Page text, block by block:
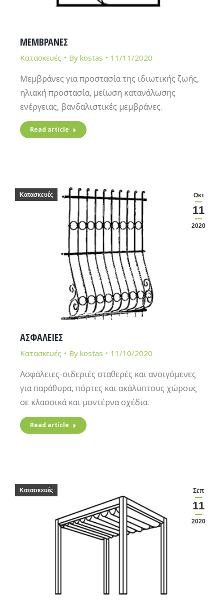
ΜΕΜΒΡΑΝΕΣ
Κατασκευές By kostas 11/11/2020
Μεμβράνες για προστασία της ιδιωτικής ζωής,
ηλιακή προστασία, μείωση κατανάλωσης
ενέργειας, βανδαλιστικές μεμβράνες.
Read article
Οκτ
11
2020
Κατασκευές
ΑΣΦΑΛΕΙΕΣ
Κατασκευές By kostas 11/10/2020
Ασφάλειες-σιδεριές σταθερές και ανοιγόμενες
για παράθυρα, πόρτες και ακάλυπτους χώρους
σε κλασσικά και μοντέρνα σχέδια.
Read article
Σεπ
11
2020
Κατασκευές